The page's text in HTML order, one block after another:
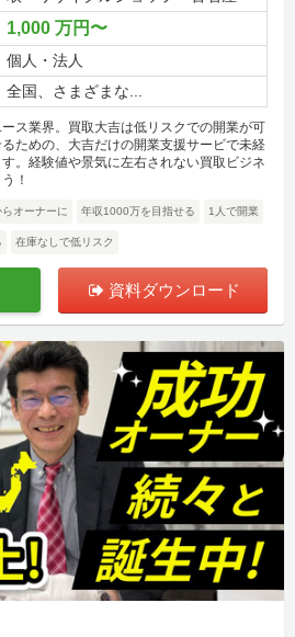
1,000 万円〜
個人・法人
全国、さまざまな...
ス業界。買取大吉は低リスクでの開業が可
ための、大吉だけの開業支援サービで未経
。経験値や景気に左右されない買取ビジネ
！
オーナーに 年収1000万を目指せる 1人で開業
在庫なしで低リスク
資料ダウンロード